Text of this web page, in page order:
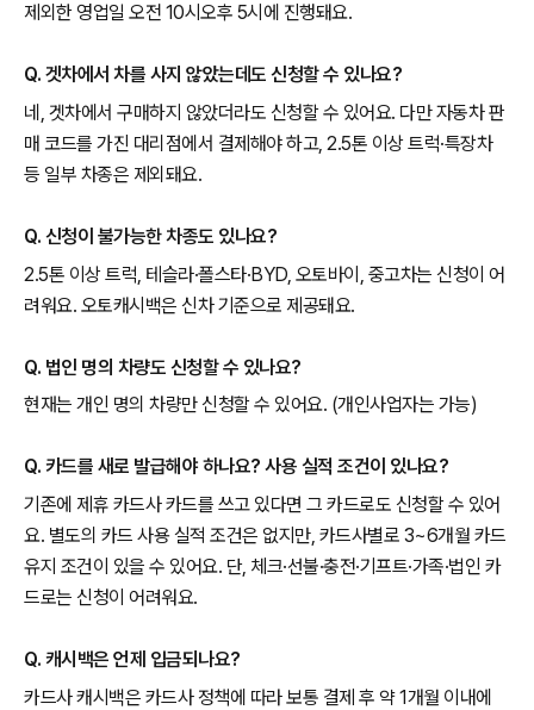
제외한 영업일 오전 10시오후 5시에 진행돼요.
Q. 겟차에서 차를 사지 않았는데도 신청할 수 있나요?
네, 겟차에서 구매하지 않았더라도 신청할 수 있어요. 다만 자동차 판
매 코드를 가진 대리점에서 결제해야 하고, 2.5톤 이상 트럭·특장차
등 일부 차종은 제외돼요.
Q. 신청이 불가능한 차종도 있나요?
2.5톤 이상 트럭, 테슬라·폴스타·BYD, 오토바이, 중고차는 신청이 어
려워요. 오토캐시백은 신차 기준으로 제공돼요.
Q. 법인 명의 차량도 신청할 수 있나요?
현재는 개인 명의 차량만 신청할 수 있어요. (개인사업자는 가능)
Q. 카드를 새로 발급해야 하나요? 사용 실적 조건이 있나요?
기존에 제휴 카드사 카드를 쓰고 있다면 그 카드로도 신청할 수 있어
요. 별도의 카드 사용 실적 조건은 없지만, 카드사별로 3~6개월 카드
유지 조건이 있을 수 있어요. 단, 체크·선불·충전·기프트·가족·법인 카
드로는 신청이 어려워요.
Q. 캐시백은 언제 입금되나요?
카드사 캐시백은 카드사 정책에 따라 보통 결제 후 약 1개월 이내에